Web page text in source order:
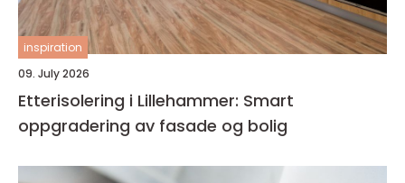
inspiration
09. July 2026
Etterisolering i Lillehammer: Smart
oppgradering av fasade og bolig